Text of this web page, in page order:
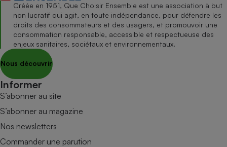
Créée en 1951, Que Choisir Ensemble est une association à but
non lucratif qui agit, en toute indépendance, pour défendre les
droits des consommateurs et des usagers, et promouvoir une
consommation responsable, accessible et respectueuse des
enjeux sanitaires, sociétaux et environnementaux.
Nous découvrir
Informer
S’abonner au site
S’abonner au magazine
Nos newsletters
Commander une parution